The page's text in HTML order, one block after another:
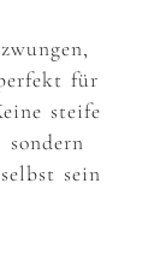
für
steife
sondern
sein